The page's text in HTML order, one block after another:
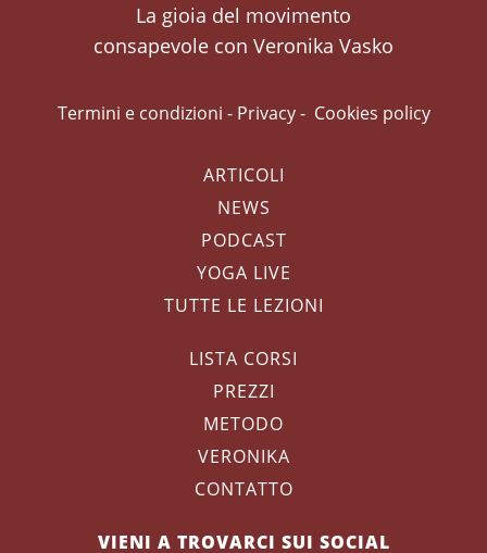
La gioia del movimento
consapevole con Veronika Vasko
Termini e condizioni - Privacy- Cookies policy
ARTICOLI
NEWS
PODCAST
YOGA LIVE
TUTTE LE LEZIONI
LISTA CORSI
PREZZI
METODO
VERONIKA
CONTATTO
VIENI A TROVARCI SUI SOCIAL